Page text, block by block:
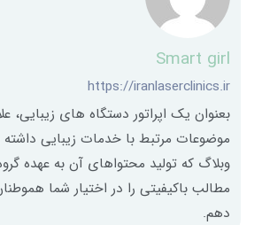
Smart girl
https://iranlaserclinics.ir
بعنوان یک اپراتور دستگاه های زیبایی،
موضوعات مرتبط با خدمات زیبایی داشته
وبلاگ که تولید محتواهای آن به عهده
مطالب باکیفیتی را در اختیار شما
دهم.